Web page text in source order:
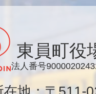
東員町役
法人番号